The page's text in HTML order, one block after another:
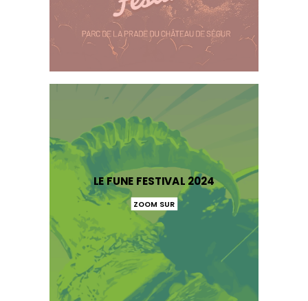
LE FUNE FESTIVAL 2024
ZOOM SUR